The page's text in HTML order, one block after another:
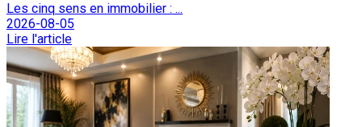
Les cinq sens en immobilier : ...
2026-08-05
Lire l'article